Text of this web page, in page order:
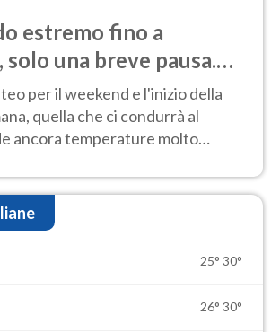
estremo fino a
una breve pausa.
per il weekend e l'inizio della
quella che ci condurrà al
ancora temperature molto
25° 30°
26° 30°